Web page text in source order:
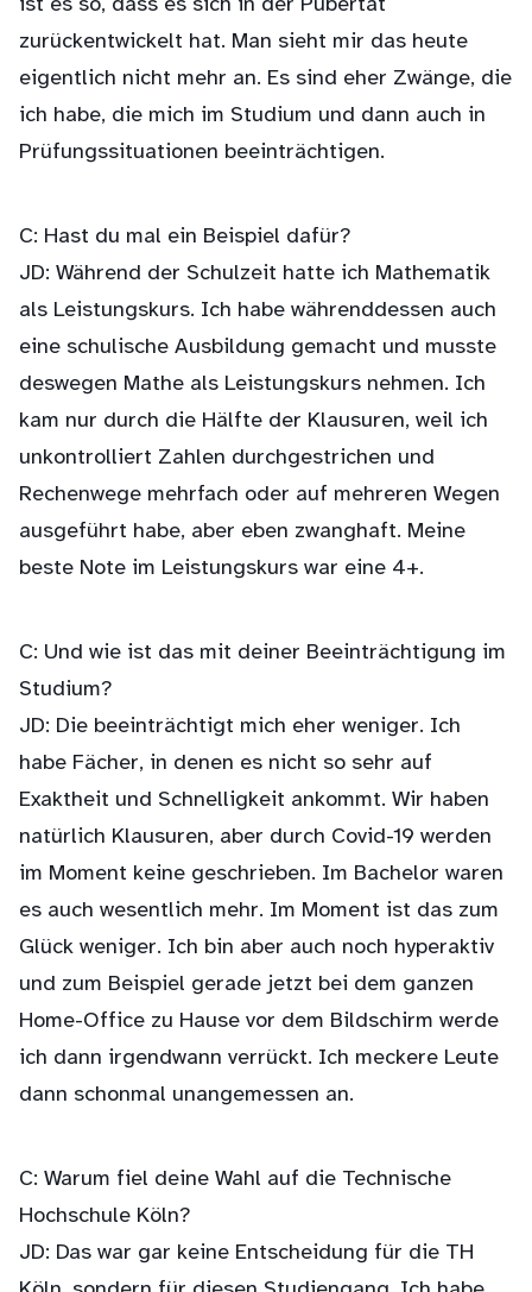
ist es so, dass es sich in der Pubertät
zurückentwickelt hat. Man sieht mir das heute
eigentlich nicht mehr an. Es sind eher Zwänge, die
ich habe, die mich im Studium und dann auch in
Prüfungssituationen beeinträchtigen.
C: Hast du mal ein Beispiel dafür?
JD: Während der Schulzeit hatte ich Mathematik
als Leistungskurs. Ich habe währenddessen auch
eine schulische Ausbildung gemacht und musste
deswegen Mathe als Leistungskurs nehmen. Ich
kam nur durch die Hälfte der Klausuren, weil ich
unkontrolliert Zahlen durchgestrichen und
Rechenwege mehrfach oder auf mehreren Wegen
ausgeführt habe, aber eben zwanghaft. Meine
beste Note im Leistungskurs war eine 4+.
C: Und wie ist das mit deiner Beeinträchtigung im
Studium?
JD: Die beeinträchtigt mich eher weniger. Ich
habe Fächer, in denen es nicht so sehr auf
Exaktheit und Schnelligkeit ankommt. Wir haben
natürlich Klausuren, aber durch Covid-19 werden
im Moment keine geschrieben. Im Bachelor waren
es auch wesentlich mehr. Im Moment ist das zum
Glück weniger. Ich bin aber auch noch hyperaktiv
und zum Beispiel gerade jetzt bei dem ganzen
Home-Office zu Hause vor dem Bildschirm werde
ich dann irgendwann verrückt. Ich meckere Leute
dann schonmal unangemessen an.
C: Warum fiel deine Wahl auf die Technische
Hochschule Köln?
JD: Das war gar keine Entscheidung für die TH